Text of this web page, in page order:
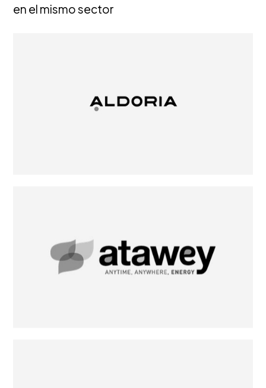
en el mismo sector